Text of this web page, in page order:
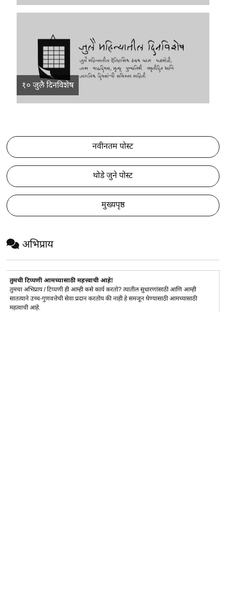
१० जुलै दिनविशेष
नवीनतम पोस्ट
थोडे जुने पोस्ट
मुख्यपृष्ठ
अभिप्राय
तुमची टिप्पणी आमच्यासाठी महत्त्वाची आहे!
तुमचा अभिप्राय / टिप्पणी ही आम्ही कसे कार्य करतो? त्यातील सुधारणांसाठी आणि आम्ही
सातत्याने उच्च-गुणवत्तेची सेवा प्रदान करतोय की नाही हे समजून घेण्यासाठी आमच्यासाठी
महत्वाची आहे.